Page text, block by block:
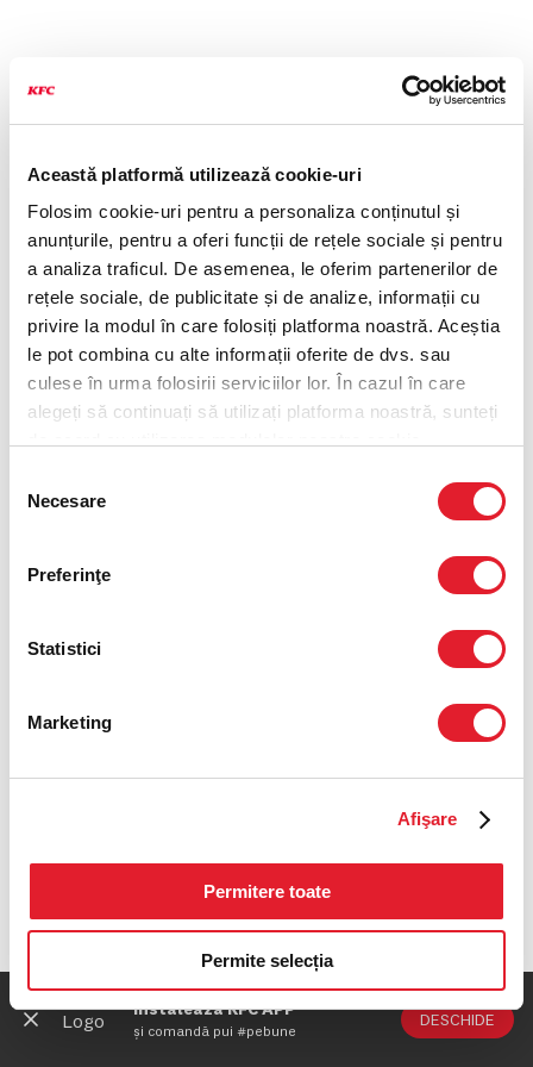
Această platformă utilizează cookie-uri
Folosim cookie-uri pentru a personaliza conținutul și
anunțurile, pentru a oferi funcții de rețele sociale și pentru
a analiza traficul. De asemenea, le oferim partenerilor de
rețele sociale, de publicitate și de analize, informații cu
privire la modul în care folosiți platforma noastră. Aceștia
le pot combina cu alte informații oferite de dvs. sau
culese în urma folosirii serviciilor lor. În cazul în care
alegeți să continuați să utilizați platforma noastră, sunteți
consimțământului
Necesare
Preferinţe
Statistici
Marketing
Afişare
Permitere toate
Permite selecția
Instalează KFC APP
și comandă pui #pebune
DESCHIDE